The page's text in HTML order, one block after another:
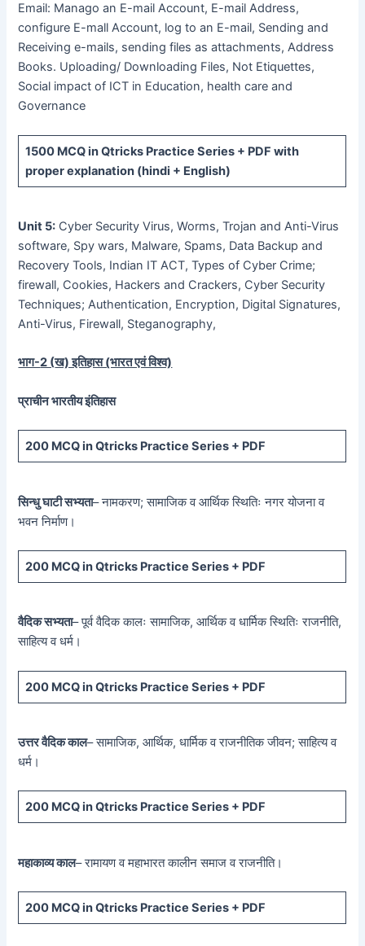
Email: Manago an E-mail Account, E-mail Address,
configure E-mall Account, log to an E-mail, Sending and
Receiving e-mails, sending files as attachments, Address
Books. Uploading/ Downloading Files, Not Etiquettes,
Social impact of ICT in Education, health care and
Governance
1500 MCQin Qtricks Practice Series + PDF with
proper explanation (hindi + English)
Unit 5: Cyber Security Virus, Worms, Trojan and Anti-Virus
software, Spy wars, Malware, Spams, Data Backup and
Recovery Tools, Indian IT ACT, Types of Cyber Crime;
firewall, Cookies, Hackers and Crackers, Cyber Security
Techniques; Authentication, Encryption, Digital Signatures,
Anti-Virus, Firewall, Steganography,
भाग-2 (ख) इतिहास (भारत एवं विश्व)
प्राचीन भारतीय इंतिहास
200 MCQin Qtricks Practice Series + PDF
सिन्धु घाटी सभ्यता– नामकरण; सामाजिक व आर्थिक स्थितिः नगर योजना व
भवन निर्माण।
200 MCQin Qtricks Practice Series + PDF
वैदिक सभ्यता– पूर्व वैदिक कालः सामाजिक, आर्थिक व धार्मिक स्थितिः राजनीति,
साहित्य व धर्म।
200 MCQin Qtricks Practice Series + PDF
उत्तर वैदिक काल– सामाजिक, आर्थिक, धार्मिक व राजनीतिक जीवन; साहित्य व
धर्म।
200 MCQin Qtricks Practice Series + PDF
महाकाव्य काल– रामायण व महाभारत कालीन समाज व राजनीति।
200 MCQin Qtricks Practice Series + PDF